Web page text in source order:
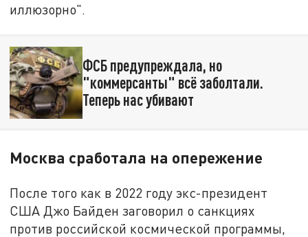
иллюзорно".
ФСБ предупреждала, но
"коммерсанты" всё заболтали.
Теперь нас убивают
Москва сработала на опережение
После того как в 2022 году экс-президент
США Джо Байден заговорил о санкциях
против российской космической программы,